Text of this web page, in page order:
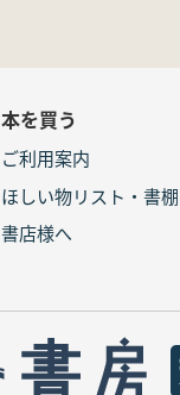
本を買う
ご利用案内
ほしい物リスト・書棚
書店様へ